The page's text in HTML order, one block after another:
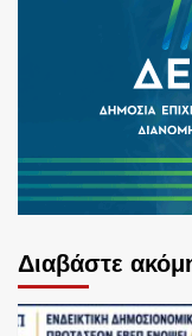
Διαβάστε